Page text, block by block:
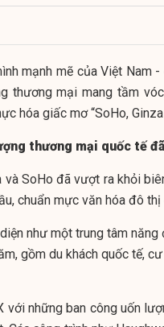
mạnh mẽ của Việt Nam
thương mại mang tầm
hóa giấc mơ “SoHo,
thương mại quốc tế
và SoHo đã vượt ra khỏi
chuẩn mực văn hóa đô
như một trung tâm
gồm du khách quốc tế,
những ban công uốn